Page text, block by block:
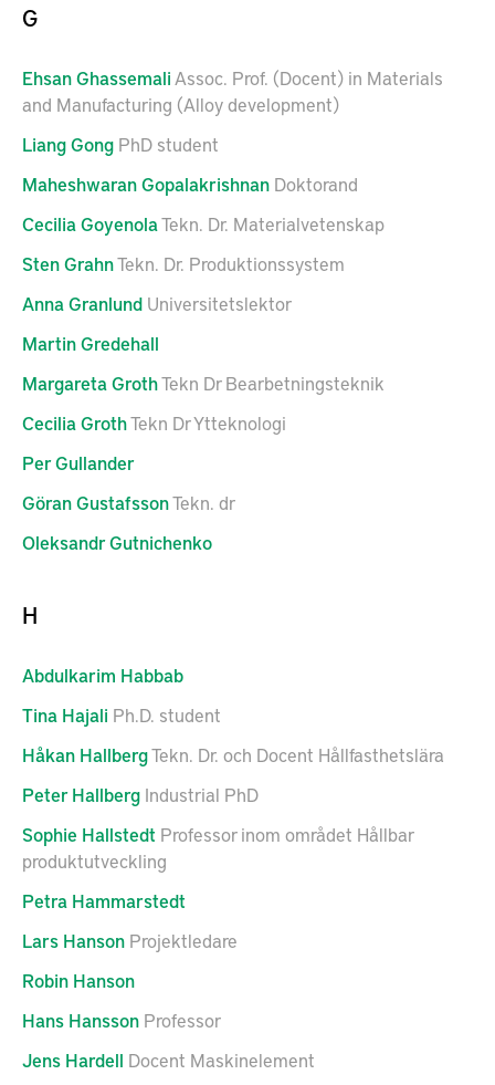
G
EhsanGhassemaliAssoc. Prof. (Docent) in Materials
and Manufacturing (Alloy development)
LiangGong PhD student
MaheshwaranGopalakrishnan Doktorand
CeciliaGoyenolaTekn. Dr. Materialvetenskap
StenGrahnTekn. Dr. Produktionssystem
AnnaGranlund Universitetslektor
MartinGredehall
MargaretaGrothTekn Dr Bearbetningsteknik
CeciliaGrothTekn Dr Ytteknologi
PerGullander
GöranGustafssonTekn. dr
OleksandrGutnichenko
H
Abdulkarim Habbab
Tina Hajali Ph.D. student
Håkan HallbergTekn. Dr. och Docent Hållfasthetslära
Peter Hallberg Industrial PhD
Sophie Hallstedt Professor inom området Hållbar
produktutveckling
Petra Hammarstedt
Lars Hanson Projektledare
Robin Hanson
Hans Hansson Professor
Jens Hardell Docent Maskinelement